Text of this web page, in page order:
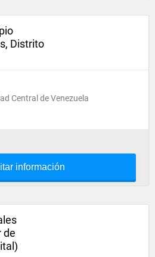
Distrito
Central de Venezuela
información
de